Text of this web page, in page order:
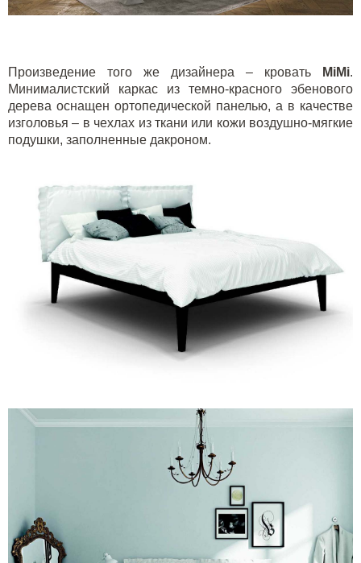
Произведение того же дизайнера – кровать MiMi.
Минималистский каркас из темно-красного эбенового
дерева оснащен ортопедической панелью, а в качестве
изголовья – в чехлах из ткани или кожи воздушно-мягкие
подушки, заполненные дакроном.